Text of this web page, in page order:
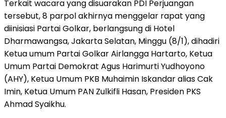
Terkait wacara yang disuarakan PDI Perjuangan
tersebut, 8 parpol akhirnya menggelar rapat yang
diinisiasi Partai Golkar, berlangsung di Hotel
Dharmawangsa, Jakarta Selatan, Minggu (8/1), dihadiri
Ketua umum Partai Golkar Airlangga Hartarto, Ketua
Umum Partai Demokrat Agus Harimurti Yudhoyono
(AHY), Ketua Umum PKB Muhaimin Iskandar alias Cak
Imin, Ketua Umum PAN Zulkifli Hasan, Presiden PKS
Ahmad Syaikhu.